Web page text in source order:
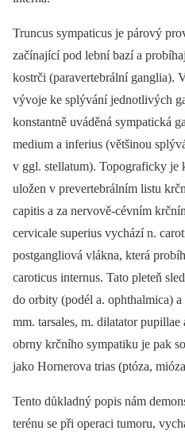
Truncus sympaticus je párový
začínající pod lební bazí a
kostrči (paravertebrální ganglia).
vývoje ke splývání jednotlivých
konstantně uváděná sympatická
medium a inferius (většinou
v ggl. stellatum). Topograficky je
uložen v prevertebrálním listu
capitis a za nervově-cévním
cervicale superius vychází n.
postgangliová vlákna, která
caroticus internus. Tato pleteň
do orbity (podél a. ophthalmica)
mm. tarsales, m. dilatator
obrny krčního sympatiku je pak
jako Hornerova trias (ptóza,
Tento důkladný popis nám
terénu se při operaci tumoru,